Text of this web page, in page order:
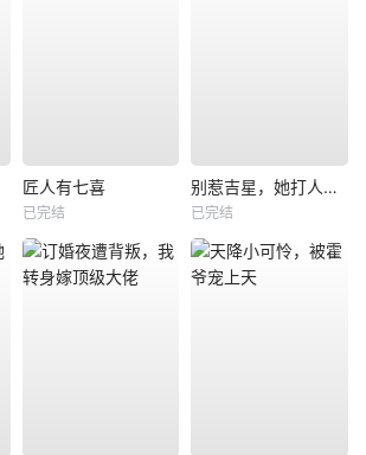
匠人有七喜
已完结
别惹吉星，她打人专打脸
已完结